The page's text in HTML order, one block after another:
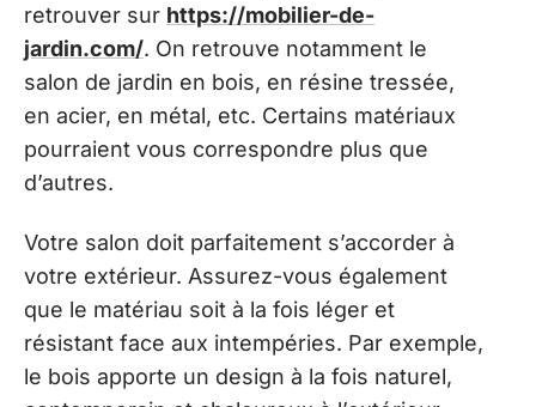
retrouver sur https://mobilier-de-
jardin.com/. On retrouve notamment le
salon de jardin en bois, en résine tressée,
en acier, en métal, etc. Certains matériaux
pourraient vous correspondre plus que
d’autres.
Votre salon doit parfaitement s’accorder à
votre extérieur. Assurez-vous également
que le matériau soit à la fois léger et
résistant face aux intempéries. Par exemple,
le bois apporte un design à la fois naturel,